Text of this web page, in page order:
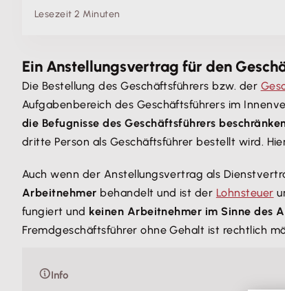
Lesezeit 2 Minuten
Ein Anstellungsvertrag für den
Die Bestellung des Geschäftsführers bzw. der
Aufgabenbereich des Geschäftsführers im
die Befugnisse des Geschäftsführers
dritte Person als Geschäftsführer bestellt wird.
Auch wenn der Anstellungsvertrag als
Arbeitnehmer behandelt und ist der Lohnsteuer
fungiert und keinen Arbeitnehmer im Sinne des
Fremdgeschäftsführer ohne Gehalt ist rechtlich
Info